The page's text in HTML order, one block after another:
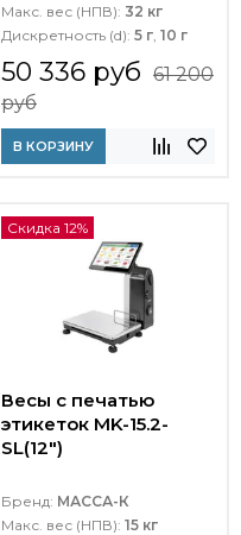
Макс. вес (НПВ): 32 кг
Дискретность (d): 5 г, 10 г
50 336 руб 61 200
руб
В КОРЗИНУ
Скидка 12%
Весы с печатью
этикеток MK-15.2-
SL(12")
Бренд: МАССА-К
Макс. вес (НПВ): 15 кг